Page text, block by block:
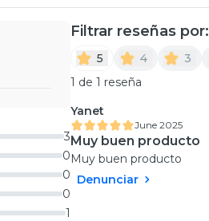
3
0
0
0
1
Filtrar reseñas por:
5 4 3
1 de 1 reseña
Yanet
June 2025
Muy buen producto
Muy buen producto
Denunciar